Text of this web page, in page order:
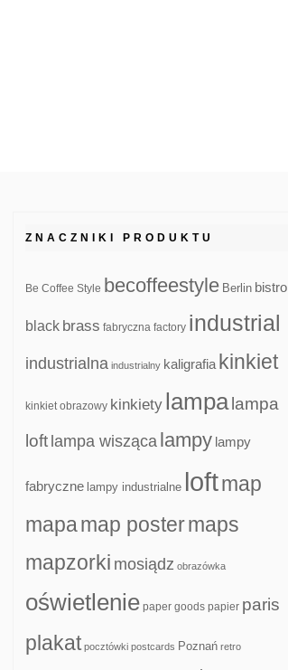
ZNACZNIKI PRODUKTU
Be Coffee Style becoffeestyle Berlin bistro
black brass fabryczna factory industrial
industrialna industrialny kaligrafia kinkiet
kinkiet obrazowy kinkiety lampa lampa
loft lampa wisząca lampy lampy
fabryczne lampy industrialne loftmap
mapamap postermaps
mapzorki mosiądz obrazówka
oświetlenie paper goods papier paris
plakat pocztówki postcards Poznań retro